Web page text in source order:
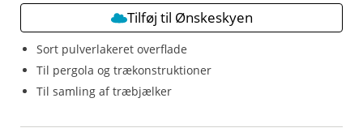
Sort pulverlakeret overflade
Til pergola og trækonstruktioner
Til samling af træbjælker
Tilføj til Ønskeskyen